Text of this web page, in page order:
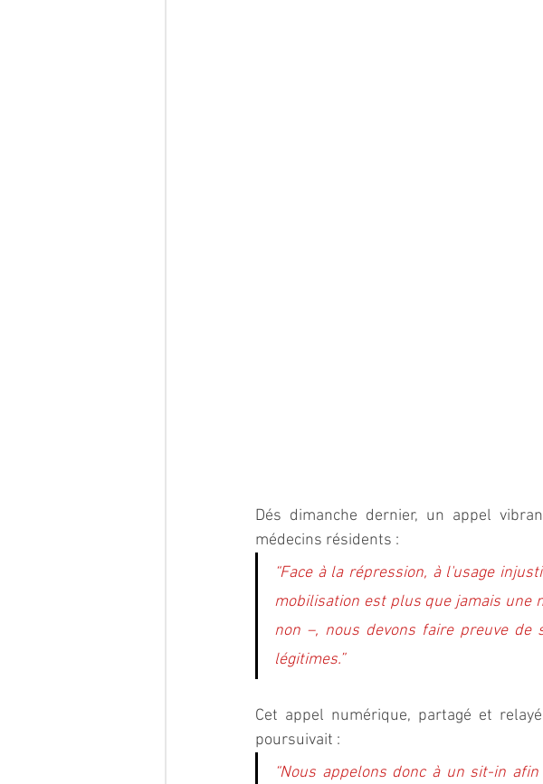
Dés dimanche dernier, un appel
médecins résidents :
“Face à la répression, à l'usage
mobilisation est plus que jamais une
non –, nous devons faire preuve
légitimes.”
Cet appel numérique, partagé et
poursuivait :
“Nous appelons donc à un sit-in